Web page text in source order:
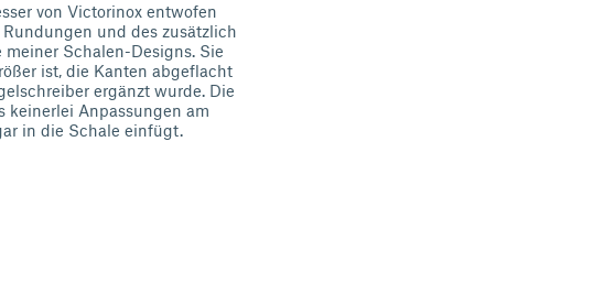
von Victorinox entwofen
und des zusätzlich
Schalen-Designs. Sie
ist, die Kanten abgeflacht
ergänzt wurde. Die
keinerlei Anpassungen am
in die Schale einfügt.